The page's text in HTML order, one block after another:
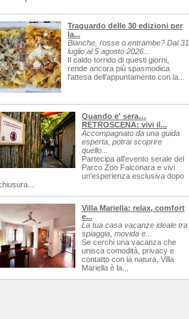
Traguardo delle 30 edizioni per
la...
Bianche, rosse o entrambe? Dal 31
luglio al 5 agosto 2026...
Il caldo torrido di questi giorni,
rende ancora più spasmodica
l'attesa dell'appuntamento con la...
Quando e' sera…
RETROSCENA: vivi il...
Accompagnato da una guida
esperta, potrai scoprire
quello...
Partecipa all'evento serale del
Parco Zoo Falconara e vivi
un'esperienza esclusiva dopo
Villa Mariella: relax, comfort
e...
La tua casa vacanze ideale tra
spiaggia, movida e...
Se cerchi una vacanza che
unisca comodità, privacy e
contatto con la natura, Villa
Mariella è la...